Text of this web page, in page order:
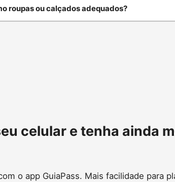
roupas ou calçados adequados?
celular e tenha ainda
o app GuiaPass. Mais facilidade para